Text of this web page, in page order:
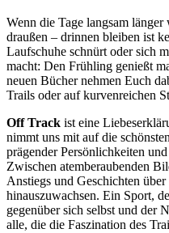
Wenn die Tage langsam
draußen – drinnen bleiben ist
Laufschuhe schnürt oder sich
macht: Den Frühling genießt
neuen Bücher nehmen Euch
Trails oder auf kurvenreichen
Off Track ist eine
nimmt uns mit auf die
prägender Persönlichkeiten
Zwischen atemberaubenden
Anstiegs und Geschichten
hinauszuwachsen. Ein Sport,
gegenüber sich selbst und der
alle, die die Faszination des